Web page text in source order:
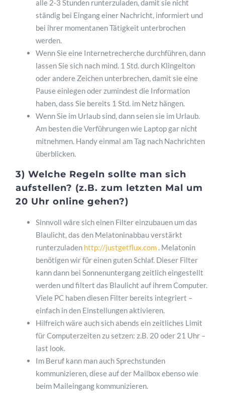
alle 2-3 Stunden runterzuladen, damit sie nicht
ständig bei Eingang einer Nachricht, informiert und
bei ihrer momentanen Tätigkeit unterbrochen
werden.
Wenn Sie eine Internetrecherche durchführen, dann
lassen Sie sich nach mind. 1 Std. durch Klingelton
oder andere Zeichen unterbrechen, damit sie eine
Pause einlegen oder zumindest die Information
haben, dass Sie bereits 1 Std. im Netz hängen.
Wenn Sie im Urlaub sind, dann seien sie im Urlaub.
Am besten die Verführungen wie Laptop gar nicht
mitnehmen. Handy einmal am Tag nach Nachrichten
überblicken.
3) Welche Regeln sollte man sich
aufstellen? (z.B. zum letzten Mal um
20 Uhr online gehen?)
Sinnvoll wäre sich einen Filter einzubauen um das
Blaulicht, das den Melatoninabbau verstärkt
runterzuladen http://justgetflux.com . Melatonin
benötigen wir für einen guten Schlaf. Dieser Filter
kann dann bei Sonnenuntergang zeitlich eingestellt
werden und filtert das Blaulicht auf ihrem Computer.
Viele PC haben diesen Filter bereits integriert –
einfach in den Einstellungen aktivieren.
Hilfreich wäre auch sich abends ein zeitliches Limit
für Computerzeiten zu setzen: z.B. 20 oder 21 Uhr –
last look.
Im Beruf kann man auch Sprechstunden
kommunizieren, diese auf der Mailbox ebenso wie
beim Maileingang kommunizieren.